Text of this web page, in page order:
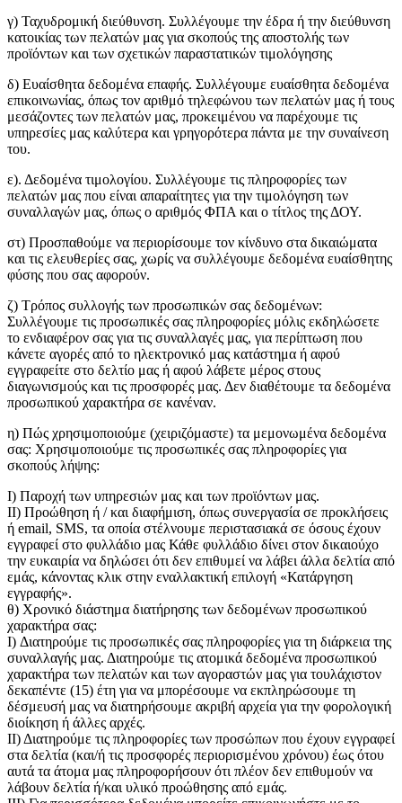
γ) Ταχυδρομική διεύθυνση. Συλλέγουμε την έδρα ή την διεύθυνση
κατοικίας των πελατών μας για σκοπούς της αποστολής των
προϊόντων και των σχετικών παραστατικών τιμολόγησης
δ) Ευαίσθητα δεδομένα επαφής. Συλλέγουμε ευαίσθητα δεδομένα
επικοινωνίας, όπως τον αριθμό τηλεφώνου των πελατών μας ή τους
μεσάζοντες των πελατών μας, προκειμένου να παρέχουμε τις
υπηρεσίες μας καλύτερα και γρηγορότερα πάντα με την συναίνεση
του.
ε). Δεδομένα τιμολογίου. Συλλέγουμε τις πληροφορίες των
πελατών μας που είναι απαραίτητες για την τιμολόγηση των
συναλλαγών μας, όπως ο αριθμός ΦΠΑ και ο τίτλος της ΔΟΥ.
στ) Προσπαθούμε να περιορίσουμε τον κίνδυνο στα δικαιώματα
και τις ελευθερίες σας, χωρίς να συλλέγουμε δεδομένα ευαίσθητης
φύσης που σας αφορούν.
ζ) Τρόπος συλλογής των προσωπικών σας δεδομένων:
Συλλέγουμε τις προσωπικές σας πληροφορίες μόλις εκδηλώσετε
το ενδιαφέρον σας για τις συναλλαγές μας, για περίπτωση που
κάνετε αγορές από το ηλεκτρονικό μας κατάστημα ή αφού
εγγραφείτε στο δελτίο μας ή αφού λάβετε μέρος στους
διαγωνισμούς και τις προσφορές μας. Δεν διαθέτουμε τα δεδομένα
προσωπικού χαρακτήρα σε κανέναν.
η) Πώς χρησιμοποιούμε (χειριζόμαστε) τα μεμονωμένα δεδομένα
σας: Χρησιμοποιούμε τις προσωπικές σας πληροφορίες για
σκοπούς λήψης:
I) Παροχή των υπηρεσιών μας και των προϊόντων μας.
II) Προώθηση ή / και διαφήμιση, όπως συνεργασία σε προκλήσεις
ή email, SMS, τα οποία στέλνουμε περιστασιακά σε όσους έχουν
εγγραφεί στο φυλλάδιο μας Κάθε φυλλάδιο δίνει στον δικαιούχο
την ευκαιρία να δηλώσει ότι δεν επιθυμεί να λάβει άλλα δελτία από
εμάς, κάνοντας κλικ στην εναλλακτική επιλογή «Κατάργηση
εγγραφής».
θ) Χρονικό διάστημα διατήρησης των δεδομένων προσωπικού
χαρακτήρα σας:
I) Διατηρούμε τις προσωπικές σας πληροφορίες για τη διάρκεια της
συναλλαγής μας. Διατηρούμε τις ατομικά δεδομένα προσωπικού
χαρακτήρα των πελατών και των αγοραστών μας για τουλάχιστον
δεκαπέντε (15) έτη για να μπορέσουμε να εκπληρώσουμε τη
δέσμευσή μας να διατηρήσουμε ακριβή αρχεία για την φορολογική
διοίκηση ή άλλες αρχές.
II) Διατηρούμε τις πληροφορίες των προσώπων που έχουν εγγραφεί
στα δελτία (και/ή τις προσφορές περιορισμένου χρόνου) έως ότου
αυτά τα άτομα μας πληροφορήσουν ότι πλέον δεν επιθυμούν να
λάβουν δελτία ή/και υλικό προώθησης από εμάς.